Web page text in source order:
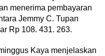
menerima pembayaran
Jemmy C. Tupan
Rp 108. 431. 263.
Kaya menjelaskan